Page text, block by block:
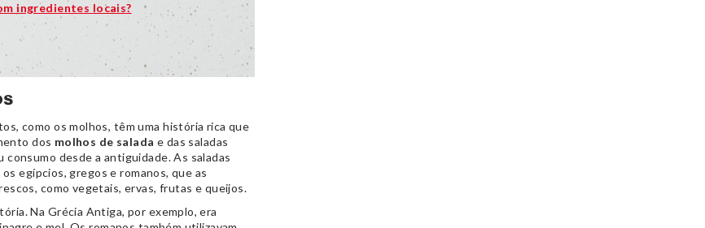
ingredientes locais?
como os molhos, têm uma história rica que
dos molhos de salada e das saladas
desde a antiguidade. As saladas
egípcios, gregos e romanos, que as
como vegetais, ervas, frutas e queijos.
Na Grécia Antiga, por exemplo, era